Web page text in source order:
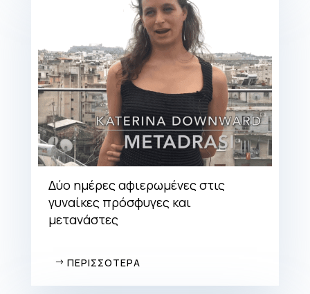
Δύο ημέρες αφιερωμένες στις
γυναίκες πρόσφυγες και
μετανάστες
ΠΕΡΙΣΣΟΤΕΡΑ